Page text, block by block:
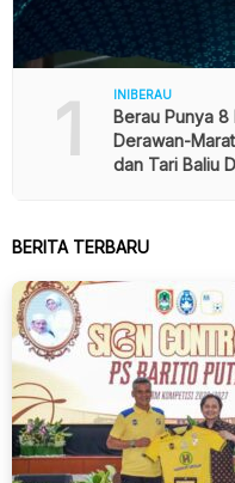
1 INIBERAU
Berau Punya 8
Derawan-
dan Tari Baliu
BERITA TERBARU